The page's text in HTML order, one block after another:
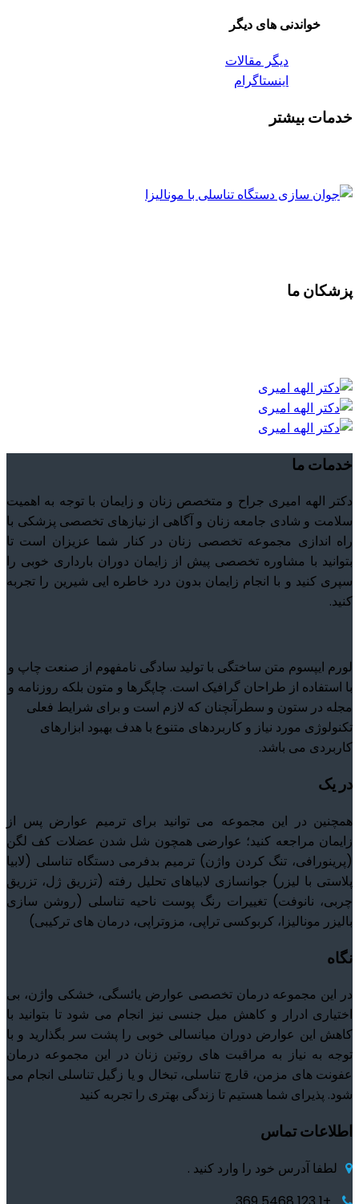
خواندنی های دیگر
دیگر مقالات
اینستاگرام
خدمات بیشتر
پزشکان ما
خدمات ما
دکتر الهه امیری جراح و متخصص زنان و زایمان با توجه به اهمیت
سلامت و شادی جامعه زنان و آگاهی از نیازهای تخصصی پزشکی با
راه اندازی مجموعه تخصصی زنان در کنار شما عزیزان است تا
بتوانید با مشاوره تخصصی پیش از زایمان دوران بارداری خوبی را
سپری کنید و با انجام زایمان بدون درد خاطره ایی شیرین را تجربه
کنید.
لورم ایپسوم متن ساختگی با تولید سادگی نامفهوم از صنعت چاپ و
با استفاده از طراحان گرافیک است. چاپگرها و متون بلکه روزنامه و
مجله در ستون و سطرآنچنان که لازم است و برای شرایط فعلی
تکنولوژی مورد نیاز و کاربردهای متنوع با هدف بهبود ابزارهای
کاربردی می باشد.
در یک
همچنین در این مجموعه می توانید برای ترمیم عوارض پس از
زایمان مراجعه کنید؛ عوارضی همچون شل شدن عضلات کف لگن
(پرینورافی، تنگ کردن واژن) ترمیم بدفرمی دستگاه تناسلی (لابیا
پلاستی با لیزر) جوانسازی لابیاهای تحلیل رفته (تزریق ژل، تزریق
چربی، نانوفت) تغییرات رنگ پوست ناحیه تناسلی (روشن سازی
بالیزر مونالیزا، کربوکسی تراپی، مزوتراپی، درمان های ترکیبی)
نگاه
در این مجموعه درمان تخصصی عوارض یائسگی، خشکی واژن، بی
اختیاری ادرار و کاهش میل جنسی نیز انجام می شود تا بتوانید با
کاهش این عوارض دوران میانسالی خوبی را پشت سر بگذارید و با
توجه به نیاز به مراقبت های روتین زنان در این مجموعه درمان
عفونت های مزمن، قارچ تناسلی، تبخال و یا زگیل تناسلی انجام می
شود. پذیرای شما هستیم تا زندگی بهتری را تجربه کنید
اطلاعات تماس
لطفا آدرس خود را وارد کنید .